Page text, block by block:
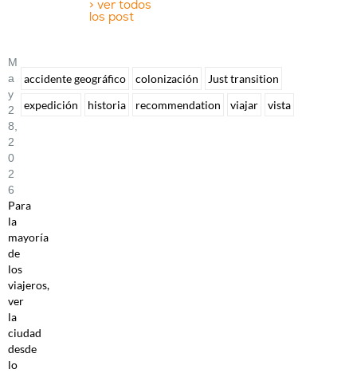
> ver todos
los post
M
A
Y
2
8,
2
0
2
6
Para
la
mayoría
de
los
viajeros,
ver
la
ciudad
desde
lo
accidente geográfico colonización
Just transition
expedición
historia recommendation viajar vista